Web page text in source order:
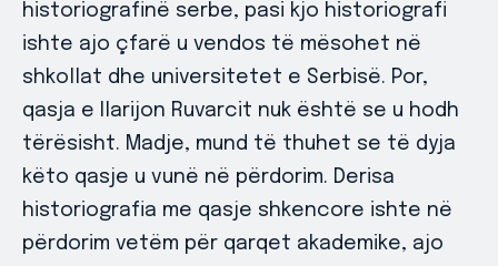
historiografinë serbe, pasi kjo historiografi
ishte ajo çfarë u vendos të mësohet në
shkollat dhe universitetet e Serbisë. Por,
qasja e Ilarijon Ruvarcit nuk është se u hodh
tërësisht. Madje, mund të thuhet se të dyja
këto qasje u vunë në përdorim. Derisa
historiografia me qasje shkencore ishte në
përdorim vetëm për qarqet akademike, ajo